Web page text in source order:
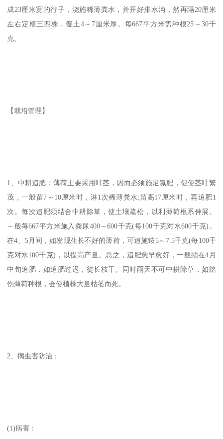
成23厘米宽的行子，浇施稀薄粪水，并开好排水沟，然再隔20厘米
左右定植三四株，覆土4～7厘米厚。每667平方米需种根25～30千
克。
【栽培管理】
1、中耕追肥：薄荷主要采用叶茎，因而必须施足氮肥，促使茎叶繁
茂，一般苗7～10厘米时，淋1次稀薄粪水;苗高17厘米时，再追肥1
次。每次追肥须结合中耕除草，使土壤疏松，以利薄荷根系伸展。
～般每667平方米施入粪尿400～600千克(每100千克对水600千克)。
在4、5月间，如发现生长不好的薄荷，可追施铵5～7.5千克(每100千
克对水100千克)，以提高产量。总之，追肥愈早愈好，一般须在4月
中旬追肥，如追肥过迟，徒长枝干。同时雨天不可中耕除草，如踏
伤薄荷种根，会使植株大量枯萎而死。
2、病虫害防治：
(1)病害：